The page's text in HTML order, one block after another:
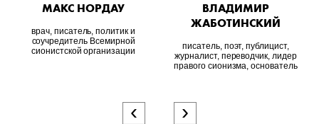
МАКС НОРДАУ
врач, писатель, политик и
соучредитель Всемирной
сионистской организации
ВЛАДИМИР
ЖАБОТИНСКИЙ
писатель, поэт, публицист,
журналист, переводчик, лидер
правого сионизма, основатель
‹ ›